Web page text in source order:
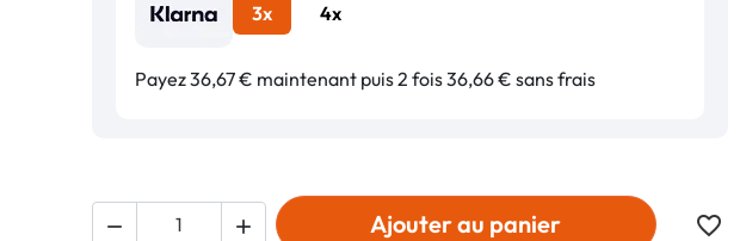
3x 4x
Payez 36,67 € maintenant puis 2 fois 36,66 € sans frais
  Ajouter au panier favorite_border